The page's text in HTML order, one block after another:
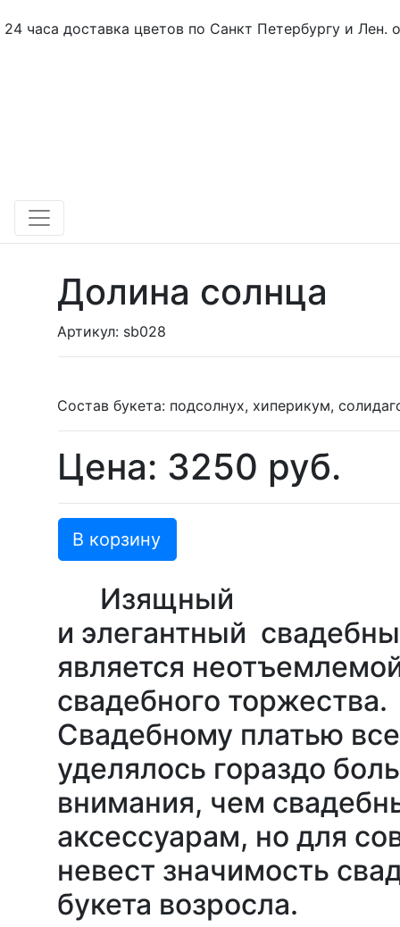
24 часа доставка цветов по Санкт Петербургу и Лен.
Долина солнца
Артикул: sb028
Состав букета: подсолнух, хиперикум,
Цена: 3250 руб.
В корзину
Изящный
и элегантный
является
свадебного торжества.
Свадебному платью
уделялось гораздо
внимания, чем
аксессуарам, но для
невест значимость
букета возросла.